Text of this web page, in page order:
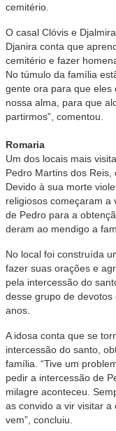
cemitério.
O casal Clóvis e
Djanira conta que
cemitério e fazer
No túmulo da família
gente ora para que eles
nossa alma, para que
partirmos”, comentou.
Romaria
Um dos locais mais
Pedro Martins dos Reis,
Devido à sua morte
religiosos começaram a
de Pedro para a
deram ao mendigo a
No local foi construída
fazer suas orações e
pela intercessão do
desse grupo de
anos.
A idosa conta que se
intercessão do santo,
família. “Tive um
pedir a intercessão de
milagre aconteceu.
as convido a vir visitar
vem”, concluiu.